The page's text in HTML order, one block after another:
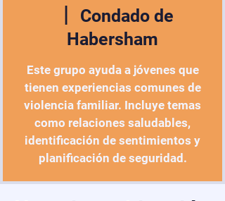
  |
Condado de
Habersham
Este grupo ayuda a jóvenes que
tienen experiencias comunes de
violencia familiar. Incluye temas
como relaciones saludables,
identificación de sentimientos y
planificación de seguridad.